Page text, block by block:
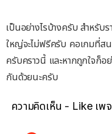
เป็นอย่างไรบ้างครับ สำหรับ
ใหญ่จะไม่ฟรีครับ คอเกมที่ส
ครับคราวนี้ และหากถูกใจก็
กันด้วยนะครับ
ความคิดเห็น - Like เ